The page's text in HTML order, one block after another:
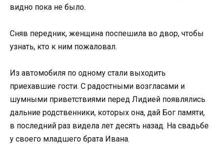
видно пока не было.
Сняв передник, женщина поспешила во двор, чтобы
узнать, кто к ним пожаловал.
Из автомобиля по одному стали выходить
приехавшие гости. С радостными возгласами и
шумными приветствиями перед Лидией появлялись
дальние родственники, которых она, дай Бог памяти,
в последний раз видела лет десять назад. На свадьбе
у своего младшего брата Ивана.